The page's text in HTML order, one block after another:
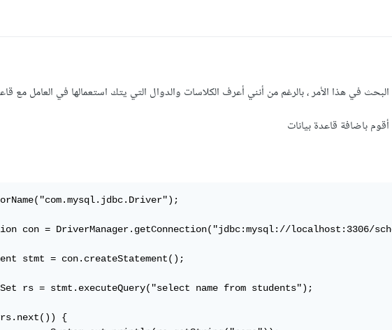
في هذا الأمر ، بالرغم من أنني أعرف الكلاسات والدوال التي يتك استعمالها في العامل مع
باضافة قاعدة بيانات
con = DriverManager.getConnection("jdbc:mysql://localhost:3306/
stmt = con.createStatement();
rs = stmt.executeQuery("select name from students");
{